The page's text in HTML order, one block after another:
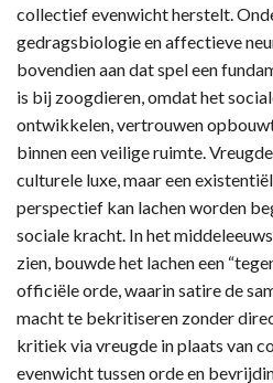
collectief evenwicht herstelt.
gedragsbiologie en affectieve
bovendien aan dat spel een
is bij zoogdieren, omdat het
ontwikkelen, vertrouwen
binnen een veilige ruimte.
culturele luxe, maar een
perspectief kan lachen worden
sociale kracht. In het
zien, bouwde het lachen een
officiële orde, waarin satire de
macht te bekritiseren zonder
kritiek via vreugde in plaats van
evenwicht tussen orde en